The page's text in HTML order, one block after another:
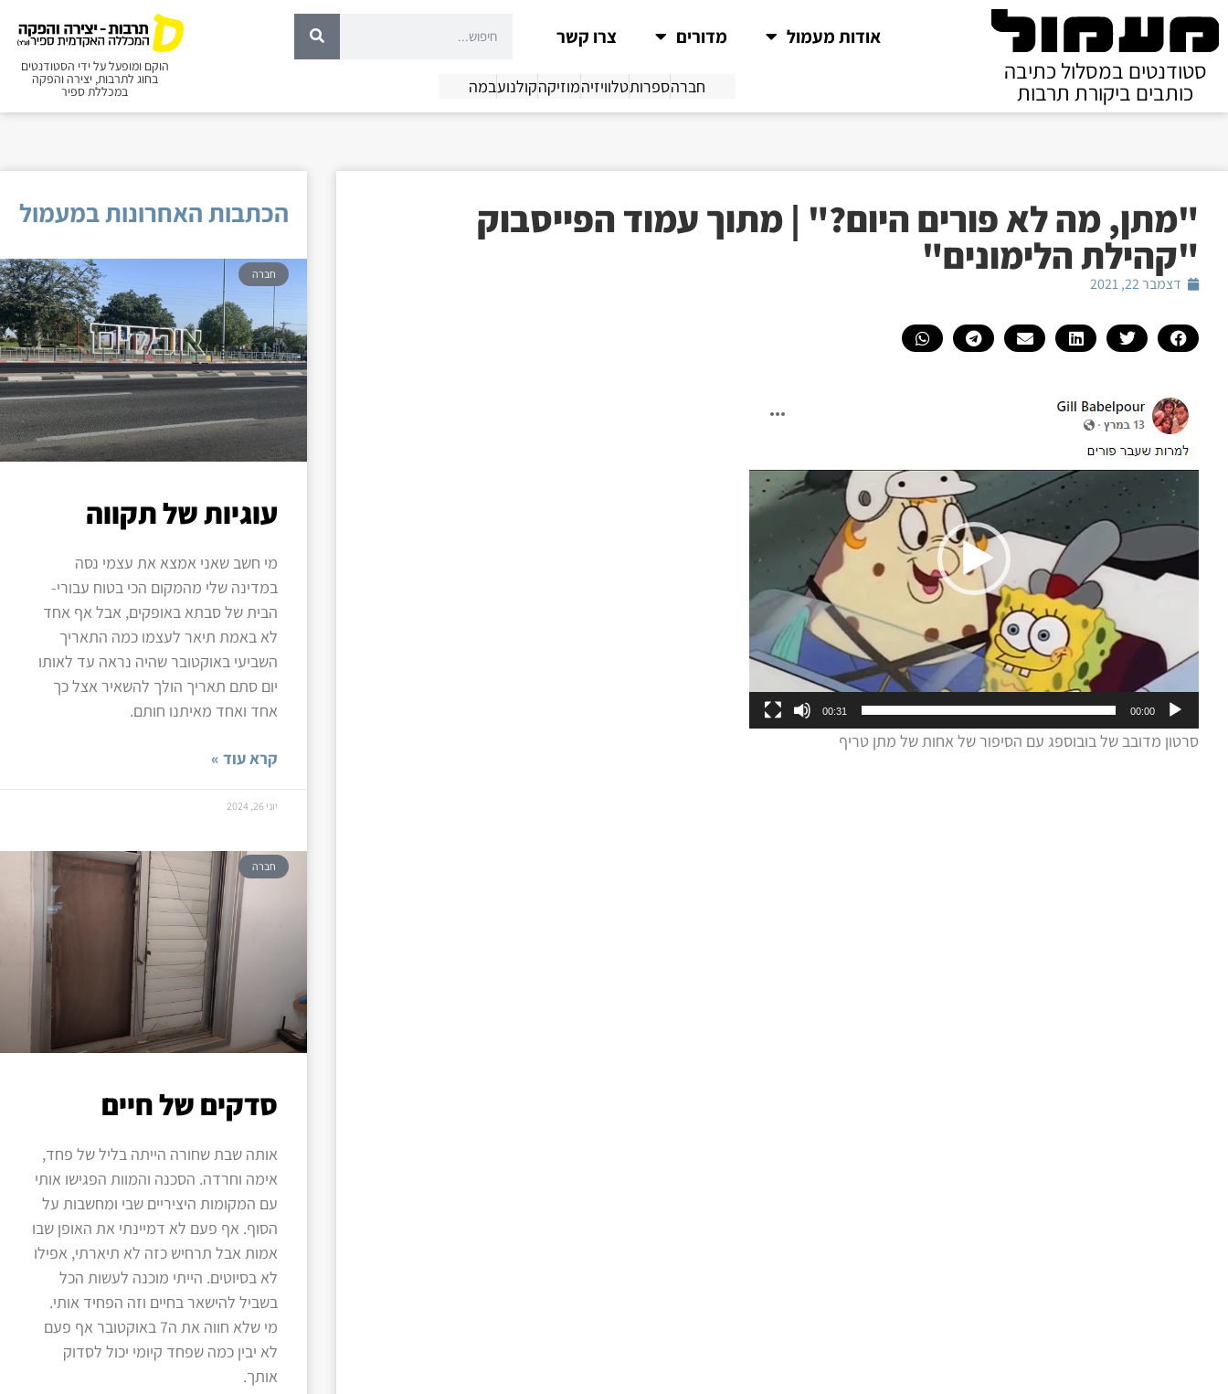
סטודנטים במסלול כתיבה
כותבים ביקורת תרבות
אודות מעמול מדורים צרו קשר
חברהספרותטלוויזיהמוזיקהקולנועבמה
הוקם ומופעל על ידי הסטודנטים
בחוג לתרבות, יצירה והפקה
במכללת ספיר
"מתן, מה לא פורים היום?" | מתוך עמוד הפייסבוק
"קהילת הלימונים"
דצמבר 22, 2021
נגן
וידאו
00:00
00:31
סרטון מדובב של בובוספג עם הסיפור של אחות של מתן טריף
הכתבות האחרונות במעמול
חברה
עוגיות של תקווה
מי חשב שאני אמצא את עצמי נסה
במדינה שלי מהמקום הכי בטוח עבורי-
הבית של סבתא באופקים, אבל אף אחד
לא באמת תיאר לעצמו כמה התאריך
השביעי באוקטובר שהיה נראה עד לאותו
יום סתם תאריך הולך להשאיר אצל כך
אחד ואחד מאיתנו חותם.
קרא עוד »
יוני 26, 2024
חברה
סדקים של חיים
אותה שבת שחורה הייתה בליל של פחד,
אימה וחרדה. הסכנה והמוות הפגישו אותי
עם המקומות היציריים שבי ומחשבות על
הסוף. אף פעם לא דמיינתי את האופן שבו
אמות אבל תרחיש כזה לא תיארתי, אפילו
לא בסיוטים. הייתי מוכנה לעשות הכל
בשביל להישאר בחיים וזה הפחיד אותי.
מי שלא חווה את ה7 באוקטובר אף פעם
לא יבין כמה שפחד קיומי יכול לסדוק
אותך.